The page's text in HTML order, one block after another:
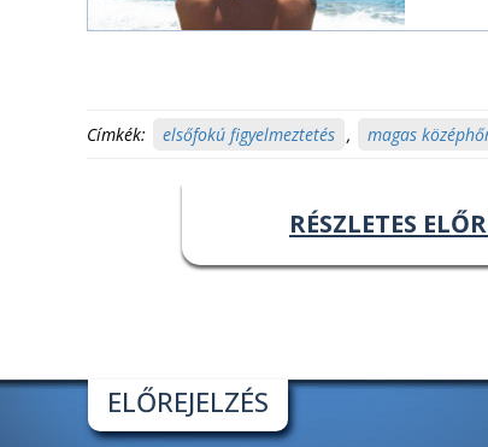
Címkék: elsőfokú figyelmeztetés , magas
RÉSZLETES
ELŐREJELZÉS